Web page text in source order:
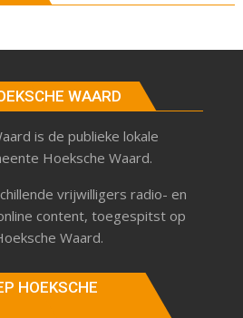
WAARD
is de publieke lokale
Hoeksche Waard.
vrijwilligers radio- en
content, toegespitst op
Waard.
HOEKSCHE